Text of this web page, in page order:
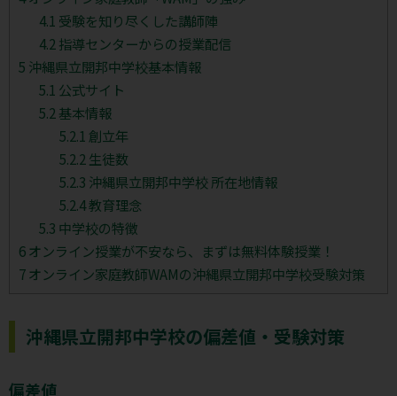
4.1 受験を知り尽くした講師陣
4.2 指導センターからの授業配信
5 沖縄県立開邦中学校基本情報
5.1 公式サイト
5.2 基本情報
5.2.1 創立年
5.2.2 生徒数
5.2.3 沖縄県立開邦中学校 所在地情報
5.2.4教育理念
5.3 中学校の特徴
6オンライン授業が不安なら、まずは無料体験授業！
7オンライン家庭教師WAMの沖縄県立開邦中学校受験対策
沖縄県立開邦中学校の偏差値・受験対策
偏差値